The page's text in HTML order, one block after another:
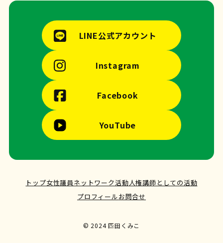
LINE公式アカウント
Instagram
Facebook
YouTube
トップ女性議員ネットワーク活動人権講師としての活動
プロフィールお問合せ
© 2024 匹田くみこ